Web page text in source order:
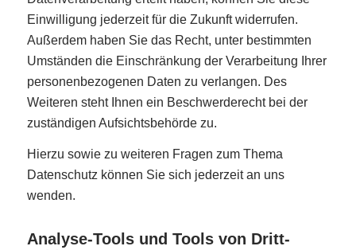
Einwilligung jederzeit für die Zukunft widerrufen.
Außerdem haben Sie das Recht, unter bestimmten
Umständen die Einschränkung der Verarbeitung Ihrer
personenbezogenen Daten zu verlangen. Des
Weiteren steht Ihnen ein Beschwerderecht bei der
zuständigen Aufsichtsbehörde zu.
Hierzu sowie zu weiteren Fragen zum Thema
Datenschutz können Sie sich jederzeit an uns
wenden.
Analyse-Tools und Tools von Dritt­